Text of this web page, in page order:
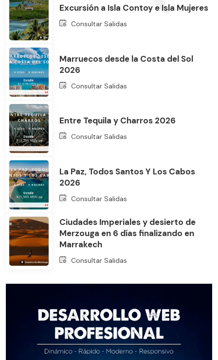
Excursión a Isla Contoy e Isla Mujeres
Consultar Salidas
Marruecos desde la Costa del Sol
2026
Consultar Salidas
Entre Tequila y Charros 2026
Consultar Salidas
La Paz, Todos Santos Y Los Cabos
2026
Consultar Salidas
Ciudades Imperiales y desierto de
Merzouga en 6 días finalizando en
Marrakech
Consultar Salidas